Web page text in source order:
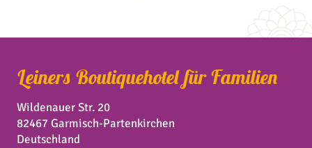
Leiners Boutiquehotel für Familien
Wildenauer Str. 20
82467 Garmisch-Partenkirchen
Deutschland